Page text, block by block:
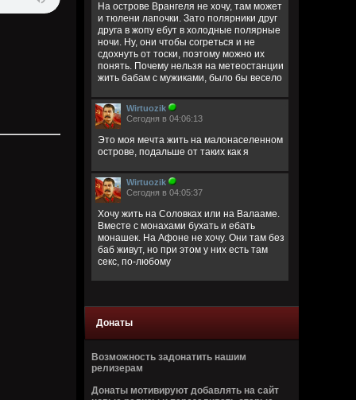
На острове Врангеля не хочу, там может
и тюлени лапочки. Зато полярники друг
друга в жопу ебут в холодные полярные
ночи. Ну, они чтобы согреться и не
сдохнуть от тоски, поэтому можно их
понять. Почему нельзя на метеостанции
жить бабам с мужиками, было бы весело
Wirtuozik
Сегодня в 04:06:13
Это моя мечта жить на малонаселенном
острове, подальше от таких как я
Wirtuozik
Сегодня в 04:05:37
Хочу жить на Соловках или на Валааме.
Вместе с монахами бухать и ебать
монашек. На Афоне не хочу. Они там без
баб живут, но при этом у них есть там
секс, по-любому
Деревянные церкви Руси
В этих срубах есть сердце и вены
Bestial
Донаты
Возможность задонатить нашим
релизерам
Донаты мотивируют добавлять на сайт